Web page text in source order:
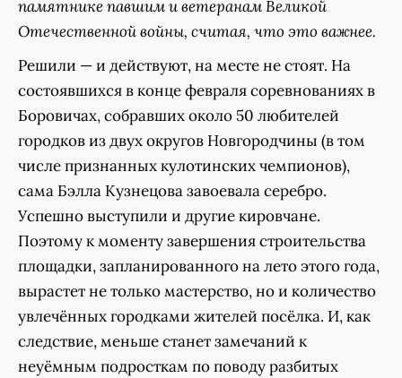
памятнике павшим и ветеранам Великой
Отечественной войны, считая, что это важнее.
Решили — и действуют, на месте не стоят. На
состоявшихся в конце февраля соревнованиях в
Боровичах, собравших около 50 любителей
городков из двух округов Новгородчины (в том
числе признанных кулотинских чемпионов),
сама Бэлла Кузнецова завоевала серебро.
Успешно выступили и другие кировчане.
Поэтому к моменту завершения строительства
площадки, запланированного на лето этого года,
вырастет не только мастерство, но и количество
увлечённых городками жителей посёлка. И, как
следствие, меньше станет замечаний к
неуёмным подросткам по поводу разбитых